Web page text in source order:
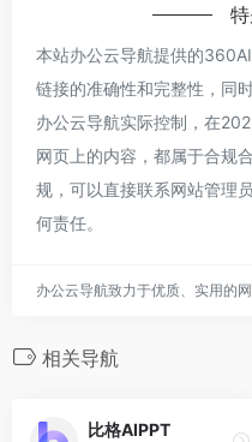
本站办公云导航提供的
链接的准确性和完整性，同
办公云导航实际控制，在
网页上的内容，都属于合规
规，可以直接联系网站管理
何责任。
办公云导航致力于优质、实用的
相关导航
比格AIPPT